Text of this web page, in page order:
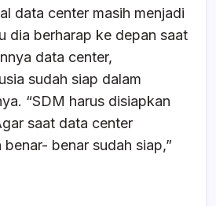
data center masih menjadi
dia berharap ke depan saat
data center,
sudah siap dalam
“SDM harus disiapkan
saat data center
benar sudah siap,”